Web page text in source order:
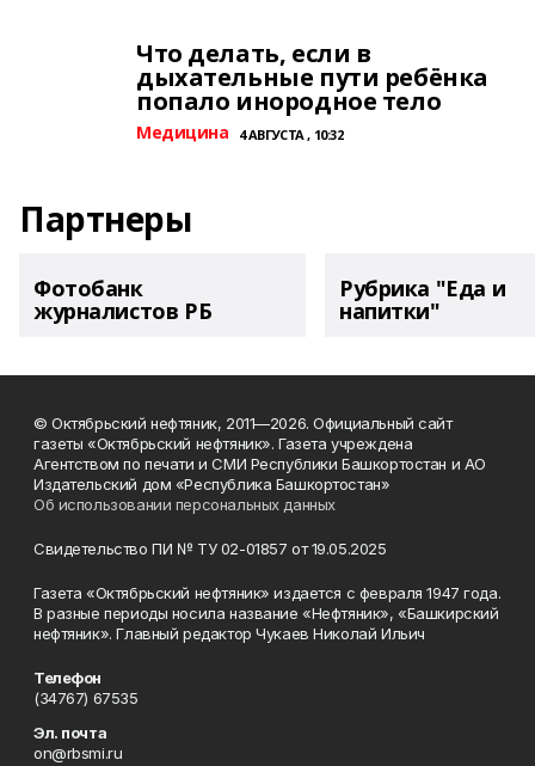
Что делать, если в
дыхательные пути ребёнка
попало инородное тело
Медицина 4 АВГУСТА , 10:32
Партнеры
Фотобанк
журналистов РБ
Рубрика "Еда и
напитки"
© Октябрьский нефтяник, 2011—2026. Официальный сайт
газеты «Октябрьский нефтяник». Газета учреждена
Агентством по печати и СМИ Республики Башкортостан и АО
Издательский дом «Республика Башкортостан»
Об использовании персональных данных
Свидетельство ПИ № ТУ 02-01857 от 19.05.2025
Газета «Октябрьский нефтяник» издается с февраля 1947 года.
В разные периоды носила название «Нефтяник», «Башкирский
нефтяник». Главный редактор Чукаев Николай Ильич
Телефон
(34767) 67535
Эл. почта
on@rbsmi.ru